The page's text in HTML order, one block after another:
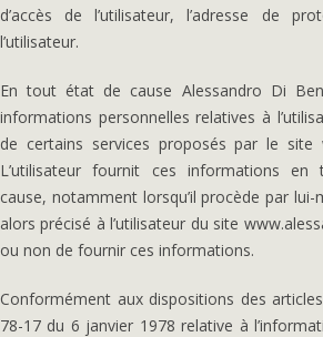
d’accès de l’utilisateur, l’adresse de
l’utilisateur.
En tout état de cause Alessandro Di
informations personnelles relatives à
de certains services proposés par le site
L’utilisateur fournit ces informations en
cause, notamment lorsqu’il procède par
alors précisé à l’utilisateur du site
ou non de fournir ces informations.
Conformément aux dispositions des
78-17 du 6 janvier 1978 relative à